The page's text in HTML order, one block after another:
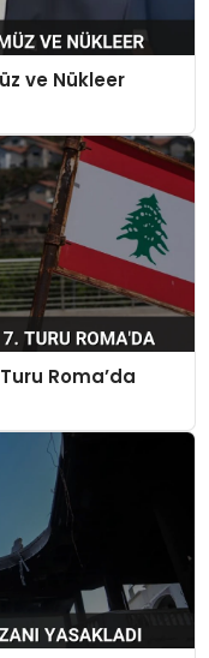
ve Nükleer
Roma’da